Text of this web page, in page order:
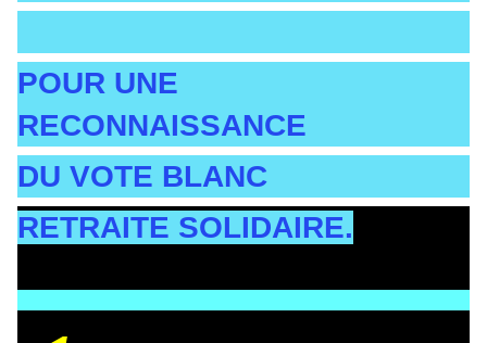
POUR UNE
RECONNAISSANCE
DU VOTE BLANC
RETRAITE SOLIDAIRE.